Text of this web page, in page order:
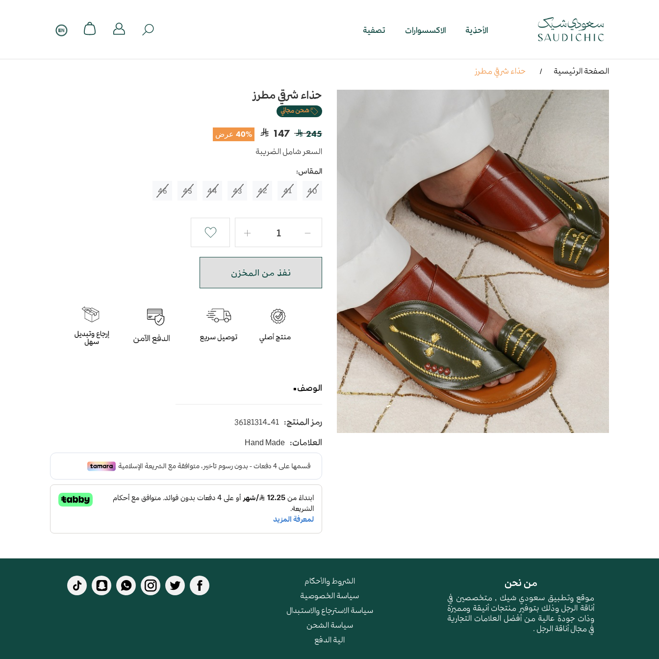
الأحذية الاكسسوارات تصفية
الصفحة الرئيسية حذاء شرقي مطرز
حذاء شرقي مطرز
شحن مجاني
245
147 40% عرض
السعر شامل الضريبة
المقاس:
40
41
42
43
44
45
46
نفذ من المخزن
الوصف
متوسط الارتفاع - اللون الزيتي و البني
رمز المنتج: 36181314-41
العلامات: Hand Made
من نحن
موقع وتطبيق سعودي شيك , متخصصين في
أناقة الرجل وذلك بتوفير منتجات أنيقة ومميزة
وذات جودة عالية من أفضل العلامات التجارية
في مجال أناقة الرجل .
الشروط والأحكام
سياسة الخصوصية
سياسة الاسترجاع والاستبدال
سياسة الشحن
الية الدفع